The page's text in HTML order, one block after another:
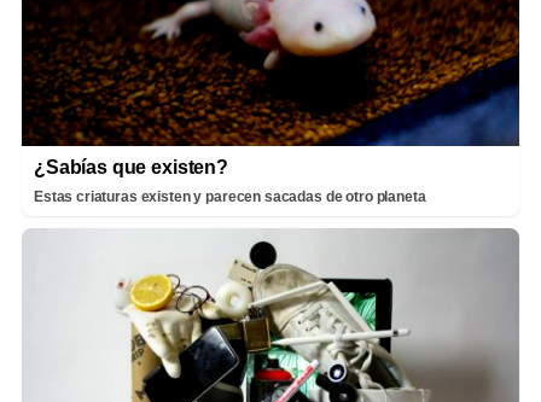
¿Sabías que existen?
Estas criaturas existen y parecen sacadas de otro planeta